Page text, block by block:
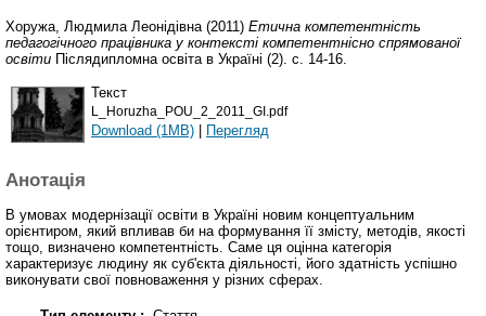
Хоружа, Людмила Леонідівна (2011) Етична компетентність
педагогічного працівника у контексті компетентнісно спрямованої
освіти Післядипломна освіта в Україні (2). с. 14-16.
Текст
L_Horuzha_POU_2_2011_GI.pdf
Download (1MB) | Перегляд
Анотація
В умовах модернізації освіти в Україні новим концептуальним
орієнтиром, який впливав би на формування її змісту, методів, якості
тощо, визначено компетентність. Саме ця оцінна категорія
характеризує людину як суб'єкта діяльності, його здатність успішно
виконувати свої повноваження у різних сферах.